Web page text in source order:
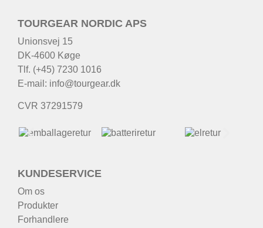
TOURGEAR NORDIC APS
Unionsvej 15
DK-4600 Køge
Tlf. (+45) 7230 1016
E-mail: info@tourgear.dk
CVR 37291579
KUNDESERVICE
Om os
Produkter
Forhandlere